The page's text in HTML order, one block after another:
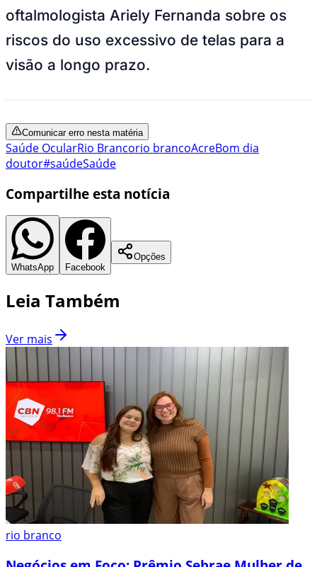
oftalmologista Ariely Fernanda sobre os
riscos do uso excessivo de telas para a
visão a longo prazo.
Comunicar erro nesta matéria
Saúde OcularRio Brancorio brancoAcreBom dia
doutor#saúdeSaúde
Compartilhe esta notícia
WhatsApp Facebook
Opções
Leia Também
Ver mais
rio branco